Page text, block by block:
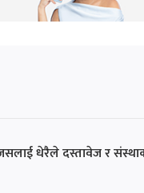
जसलाई धेरैले दस्तावेज र